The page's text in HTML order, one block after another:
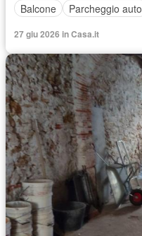
Balcone
Parcheggio auto
27 giu 2026 in Casa.it